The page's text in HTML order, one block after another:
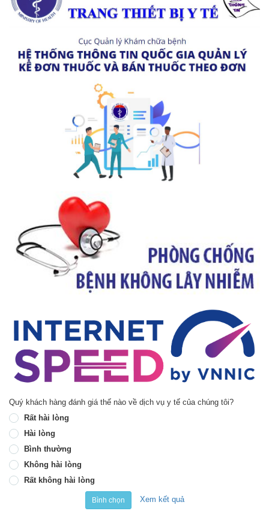
Quý khách hàng đánh giá thế nào về dịch vụ y tế của chúng tôi?
Rất hài lòng
Hài lòng
Bình thường
Không hài lòng
Rất không hài lòng
Bình chọn Xem kết quả